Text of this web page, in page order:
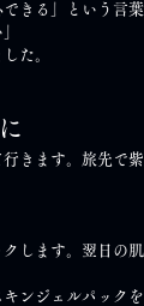
きる」という言
た。
きます。旅先で
します。翌日の
ンジェルパック